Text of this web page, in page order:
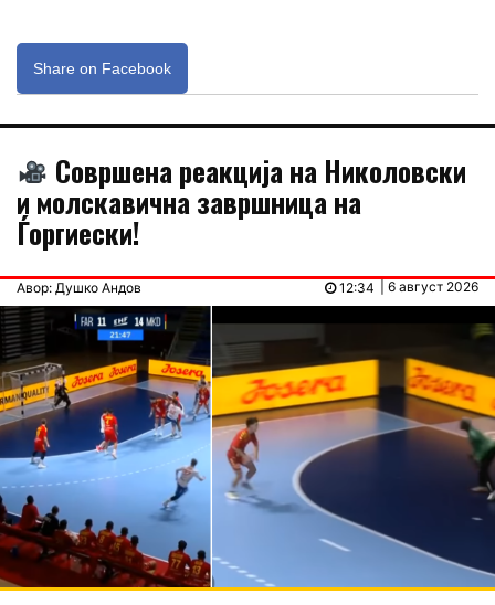
Share on Facebook
Совршена реакција на Николовски
и молскавична завршница на
Ѓоргиески!
Авор: Душко Андов | 6 август 2026
12:34